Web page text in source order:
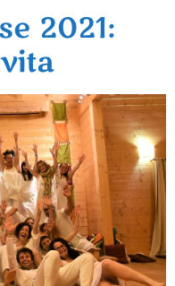
2021: